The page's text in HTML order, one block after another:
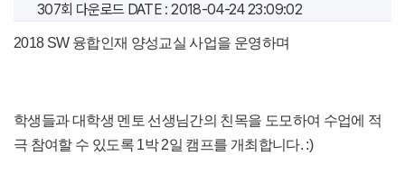
307회 다운로드 DATE : 2018-04-24 23:09:02
2018 SW 융합인재 양성교실 사업을 운영하며
학생들과 대학생 멘토 선생님간의 친목을 도모하여 수업에 적
극 참여할 수 있도록 1박 2일 캠프를 개최합니다. :)